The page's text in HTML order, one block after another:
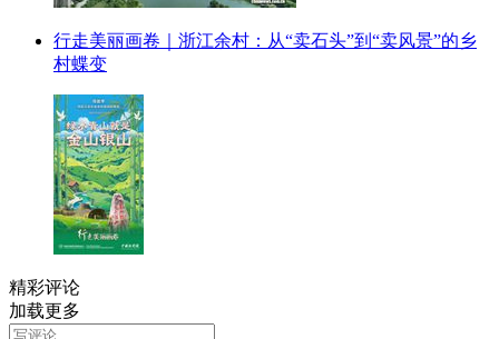
行走美丽画卷｜浙江余村：从“卖石头”到“卖风景”的乡
村蝶变
精彩评论
加载更多